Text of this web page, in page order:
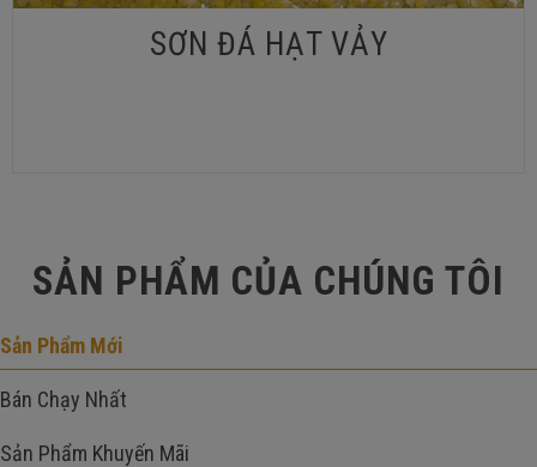
SƠN ĐÁ HẠT VẢY
SẢN PHẨM CỦA CHÚNG TÔI
Sản Phẩm Mới
Bán Chạy Nhất
Sản Phẩm Khuyến Mãi